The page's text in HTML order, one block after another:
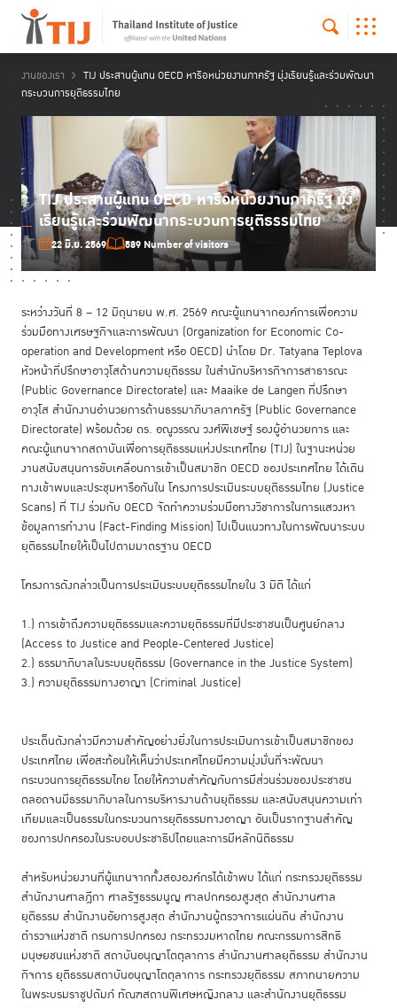
งานของเรา
TIJ ประสานผู้แทน OECD หารือหน่วยงานภาครัฐ มุ่งเรียนรู้และร่วมพัฒนา
กระบวนการยุติธรรมไทย
TIJ ประสานผู้แทน OECD หารือหน่วยงานภาครัฐ มุ่ง
เรียนรู้และร่วมพัฒนากระบวนการยุติธรรมไทย
22 มิ.ย. 2569 589 Number of visitors
ระหว่างวันที่ 8 – 12 มิถุนายน พ.ศ. 2569 คณะผู้แทนจากองค์การเพื่อความ
ร่วมมือทางเศรษฐกิจและการพัฒนา (Organization for Economic Co-
operation and Development หรือ OECD) นำโดย Dr. Tatyana Teplova
หัวหน้าที่ปรึกษาอาวุโสด้านความยุติธรรม ในสำนักบริหารกิจการสาธารณะ
(Public Governance Directorate) และ Maaike de Langen ที่ปรึกษา
อาวุโส สำนักงานอำนวยการด้านธรรมาภิบาลภาครัฐ (Public Governance
Directorate) พร้อมด้วย ดร. อณูวรรณ วงศ์พิเชษฐ์ รองผู้อำนวยการ และ
คณะผู้แทนจากสถาบันเพื่อการยุติธรรมแห่งประเทศไทย (TIJ) ในฐานะหน่วย
งานสนับสนุนการขับเคลื่อนการเข้าเป็นสมาชิก OECD ของประเทศไทย ได้เดิน
ทางเข้าพบและประชุมหารือกันใน โครงการประเมินระบบยุติธรรมไทย (Justice
Scans) ที่ TIJ ร่วมกับ OECD จัดทำความร่วมมือทางวิชาการในการแสวงหา
ข้อมูลการทำงาน (Fact-Finding Mission) ไปเป็นแนวทางในการพัฒนาระบบ
ยุติธรรมไทยให้เป็นไปตามมาตรฐาน OECD
โครงการดังกล่าวเป็นการประเมินระบบยุติธรรมไทยใน 3 มิติ ได้แก่
1.) การเข้าถึงความยุติธรรมและความยุติธรรมที่มีประชาชนเป็นศูนย์กลาง
(Access to Justice and People-Centered Justice)
2.) ธรรมาภิบาลในระบบยุติธรรม (Governance in the Justice System)
3.) ความยุติธรรมทางอาญา (Criminal Justice)
ประเด็นดังกล่าวมีความสำคัญอย่างยิ่งในการประเมินการเข้าเป็นสมาชิกของ
ประเทศไทย เพื่อสะท้อนให้เห็นว่าประเทศไทยมีความมุ่งมั่นที่จะพัฒนา
กระบวนการยุติธรรมไทย โดยให้ความสำคัญกับการมีส่วนร่วมของประชาชน
ตลอดจนมีธรรมาภิบาลในการบริหารงานด้านยุติธรรม และสนับสนุนความเท่า
เทียมและเป็นธรรมในกระบวนการยุติธรรมทางอาญา อันเป็นรากฐานสำคัญ
ของการปกครองในระบอบประชาธิปไตยและการมีหลักนิติธรรม
สำหรับหน่วยงานที่ผู้แทนจากทั้งสององค์กรได้เข้าพบ ได้แก่ กระทรวงยุติธรรม
สำนักงานศาลฎีกา ศาลรัฐธรรมนูญ ศาลปกครองสูงสุด สำนักงานศาล
ยุติธรรม สำนักงานอัยการสูงสุด สำนักงานผู้ตรวจการแผ่นดิน สำนักงาน
ตำรวจแห่งชาติ กรมการปกครอง กระทรวงมหาดไทย คณะกรรมการสิทธิ
มนุษยชนแห่งชาติ สถาบันอนุญาโตตุลาการ สำนักงานศาลยุติธรรม สำนักงาน
กิจการ ยุติธรรมสถาบันอนุญาโตตุลาการ กระทรวงยุติธรรม สภาทนายความ
ในพระบรมราชูปถัมภ์ ทัณฑสถานพิเศษหญิงกลาง และสำนักงานยุติธรรม